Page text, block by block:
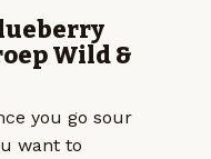
Wild &
you go sour
want to